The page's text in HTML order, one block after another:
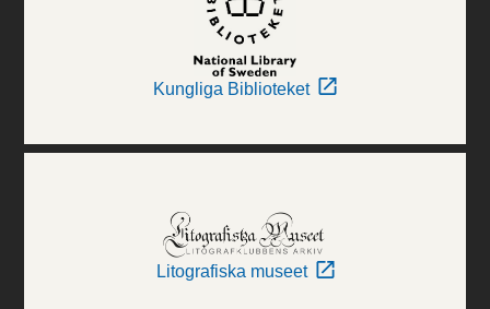
Kungliga Biblioteket
Litografiska museet